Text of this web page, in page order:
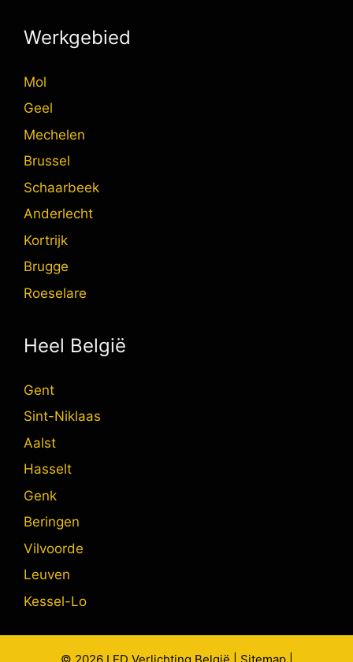
Werkgebied
Mol
Geel
Mechelen
Brussel
Schaarbeek
Anderlecht
Kortrijk
Brugge
Roeselare
Heel België
Gent
Sint-Niklaas
Aalst
Hasselt
Genk
Beringen
Vilvoorde
Leuven
Kessel-Lo